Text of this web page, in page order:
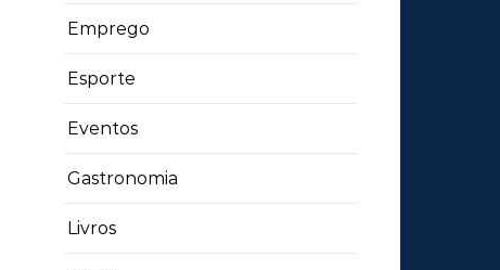
Emprego
Esporte
Eventos
Gastronomia
Livros